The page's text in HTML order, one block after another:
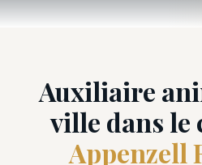
Auxiliaire
ville dans le
Appenzell